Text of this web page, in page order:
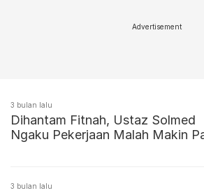
Advertisement
3 bulan lalu
Dihantam Fitnah, Ustaz Solmed
Ngaku Pekerjaan Malah Makin
3 bulan lalu